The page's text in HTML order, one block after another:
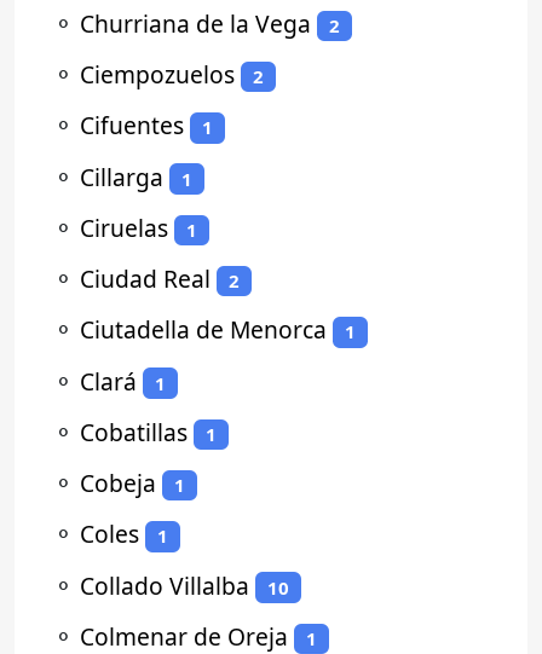
⚬ Churriana de la Vega 2
⚬ Ciempozuelos 2
⚬ Cifuentes 1
⚬ Cillarga 1
⚬ Ciruelas 1
⚬ Ciudad Real 2
⚬ Ciutadella de Menorca 1
⚬ Clará 1
⚬ Cobatillas 1
⚬ Cobeja 1
⚬ Coles 1
⚬ Collado Villalba 10
⚬ Colmenar de Oreja 1